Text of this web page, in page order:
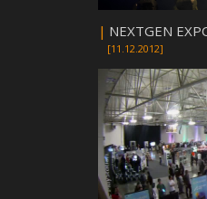
| NEXTGEN
[11.12.2012]